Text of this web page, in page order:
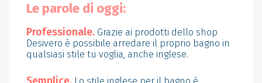
Le parole di oggi:
Professionale. Grazie ai prodotti dello shop
Desivero è possibile arredare il proprio bagno in
qualsiasi stile tu voglia, anche inglese.